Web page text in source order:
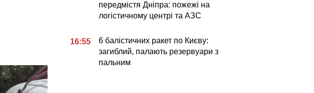
передмістя Дніпра: пожежі на
логістичному центрі та АЗС
16:55
6 балістичних ракет по Києву:
загиблий, палають резервуари з
пальним